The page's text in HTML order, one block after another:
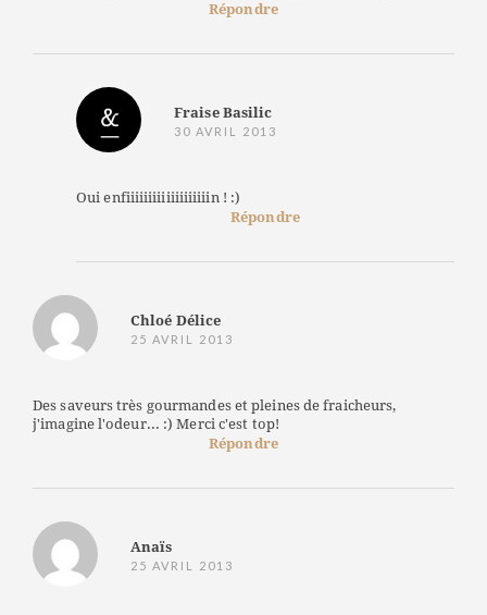
Répondre
Fraise Basilic
30 AVRIL 2013
Oui enfiiiiiiiiiiiiiiiiiiin ! :)
Répondre
Chloé Délice
25 AVRIL 2013
Des saveurs très gourmandes et pleines de fraicheurs,
j'imagine l'odeur... :) Merci c'est top!
Répondre
Anaïs
25 AVRIL 2013